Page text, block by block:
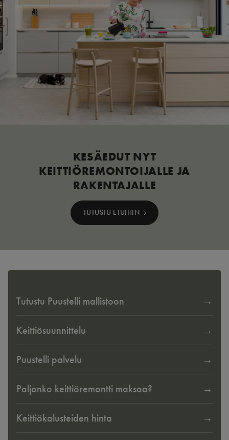
KESÄEDUT NYT
KEITTIÖREMONTOIJALLE JA
RAKENTAJALLE
TUTUSTU ETUIHIN
Tutustu Puustelli mallistoon
Keittiösuunnittelu
Puustelli palvelu
Paljonko keittiöremontti maksaa?
Keittiökalusteiden hinta